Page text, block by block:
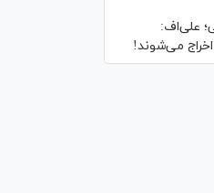
علی‌اف:
می‌شوند!